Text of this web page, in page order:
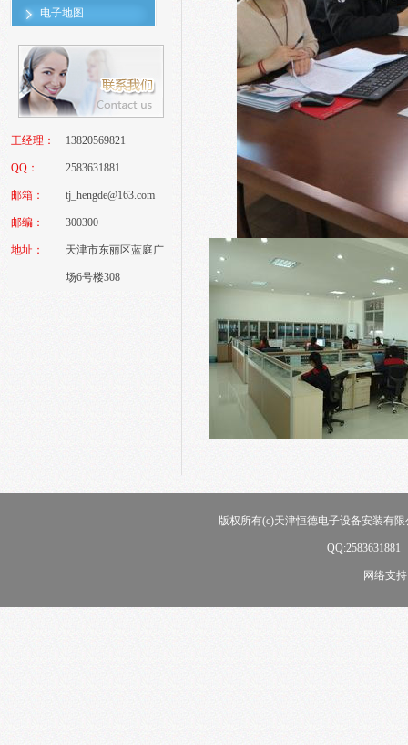
电子地图
王经理： 13820569821
QQ： 2583631881
邮箱： tj_hengde@163.com
邮编： 300300
地址： 天津市东丽区蓝庭广
场6号楼308
版权所有(c)天津恒德电子设备安装有
网络支